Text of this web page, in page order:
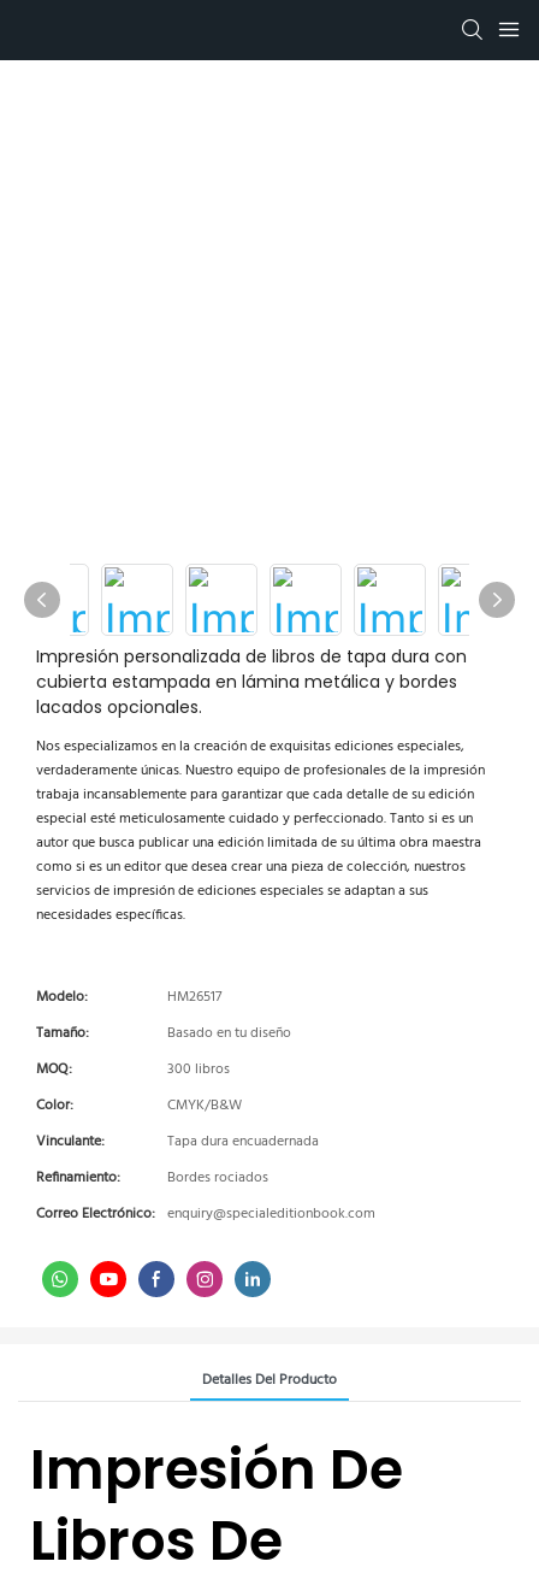
Impresión personalizada de libros de tapa dura con
cubierta estampada en lámina metálica y bordes
lacados opcionales.
Nos especializamos en la creación de exquisitas ediciones especiales,
verdaderamente únicas. Nuestro equipo de profesionales de la impresión
trabaja incansablemente para garantizar que cada detalle de su edición
especial esté meticulosamente cuidado y perfeccionado. Tanto si es un
autor que busca publicar una edición limitada de su última obra maestra
como si es un editor que desea crear una pieza de colección, nuestros
servicios de impresión de ediciones especiales se adaptan a sus
necesidades específicas.
Modelo:
HM26517
Tamaño:
Basado en tu diseño
MOQ:
300 libros
Color:
CMYK/B&W
Vinculante:
Tapa dura encuadernada
Refinamiento:
Bordes rociados
Correo Electrónico: enquiry@specialeditionbook.com
Detalles Del Producto
Impresión De
Libros De